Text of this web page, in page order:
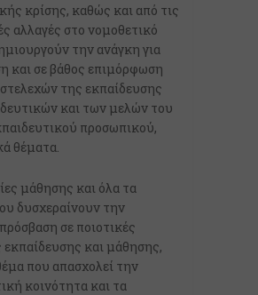
κρίσης, καθώς και από τις
αλλαγές στο νομοθετικό
την ανάγκη για
και σε βάθος επιμόρφωση
της εκπαίδευσης
και των μελών του
προσωπικού,
θέματα.
μάθησης και όλα τα
δυσχεραίνουν την
σε ποιοτικές
εκπαίδευσης και μάθησης,
που απασχολεί την
κοινότητα και τα